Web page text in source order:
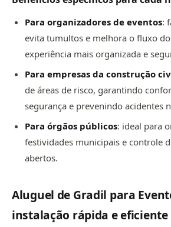
Para organizadores de eventos:
evita tumultos e melhora o fluxo
experiência mais organizada e
Para empresas da construção
de áreas de risco, garantindo
segurança e prevenindo acidentes
Para órgãos públicos: ideal para
festividades municipais e controle
abertos.
Aluguel de Gradil para
instalação rápida e eficiente